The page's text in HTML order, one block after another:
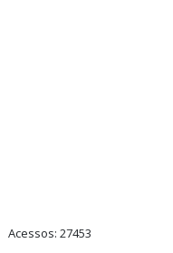
Acessos: 27453